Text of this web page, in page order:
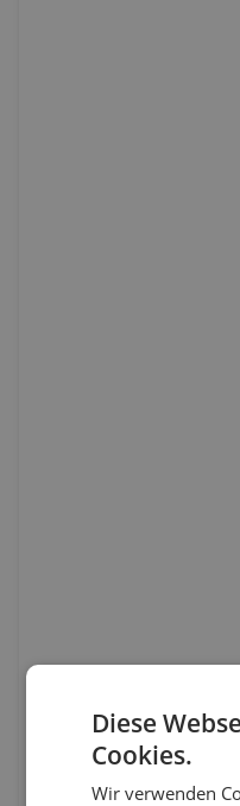
Diese
Cookies.
Wir verwenden